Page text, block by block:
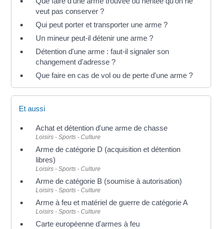
veut pas conserver ?
Qui peut porter et transporter une arme ?
Un mineur peut-il détenir une arme ?
Détention d'une arme : faut-il signaler son
changement d'adresse ?
Que faire en cas de vol ou de perte d'une arme ?
Et aussi
Achat et détention d'une arme de chasse
Loisirs - Sports - Culture
Arme de catégorie D (acquisition et détention
libres)
Loisirs - Sports - Culture
Arme de catégorie B (soumise à autorisation)
Loisirs - Sports - Culture
Arme à feu et matériel de guerre de catégorie A
Loisirs - Sports - Culture
Carte européenne d'armes à feu